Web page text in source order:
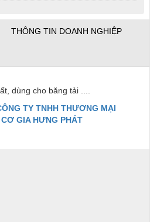
THÔNG TIN DOANH NGHIỆP
dùng cho băng tải ....
TY TNHH THƯƠNG MẠI
GIA HƯNG PHÁT